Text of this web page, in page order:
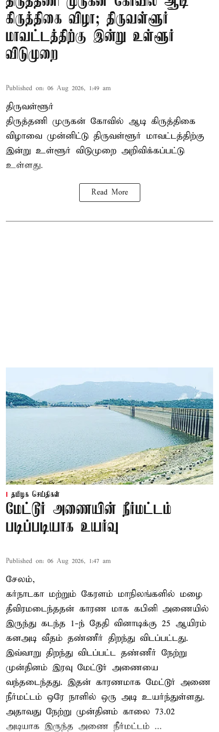
கிருத்திகை விழா; திருவள்ளூர்
மாவட்டத்திற்கு இன்று உள்ளூர்
விடுமுறை
Published on: 06 Aug 2026, 1:49 am
திருவள்ளூர்
திருத்தணி முருகன் கோவில் ஆடி கிருத்திகை
விழாவை முன்னிட்டு திருவள்ளூர் மாவட்டத்திற்கு
இன்று உள்ளூர் விடுமுறை அறிவிக்கப்பட்டு
உள்ளது.
Read More
தமிழக செய்திகள்
மேட்டூர் அணையின் நீர்மட்டம்
படிப்படியாக உயர்வு
Published on: 06 Aug 2026, 1:47 am
சேலம்,
கர்நாடகா மற்றும் கேரளம் மாநிலங்களில் மழை
தீவிரமடைந்ததன் காரண மாக கபினி அணையில்
இருந்து கடந்த 1-ந் தேதி வினாடிக்கு 25 ஆயிரம்
கனஅடி வீதம் தண்ணீர் திறந்து விடப்பட்டது.
இவ்வாறு திறந்து விடப்பட்ட தண்ணீர் நேற்று
முன்தினம் இரவு மேட்டூர் அணையை
வந்தடைந்தது. இதன் காரணமாக மேட்டூர் அணை
நீர்மட்டம் ஒரே நாளில் ஒரு அடி உயர்ந்துள்ளது.
அதாவது நேற்று முன்தினம் காலை 73.02
அடியாக இருந்த அணை நீர்மட்டம் ...